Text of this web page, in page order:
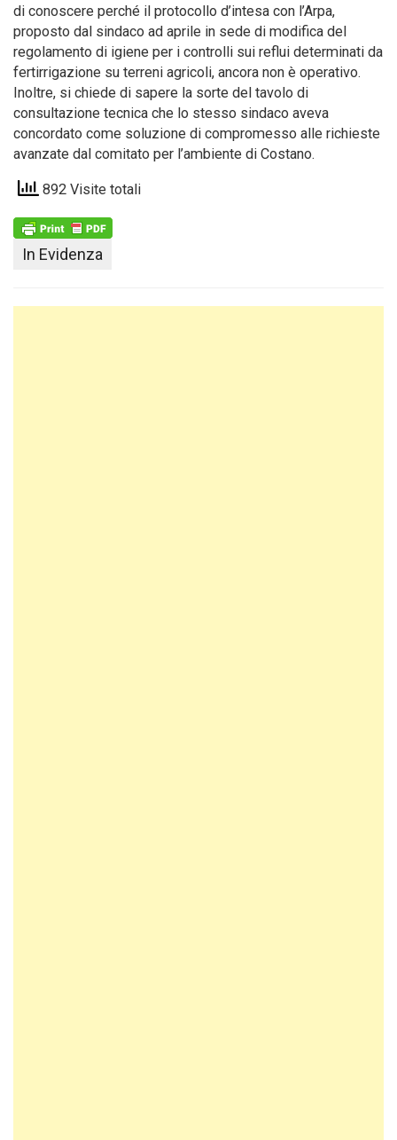
di conoscere perché il protocollo d’intesa con l’Arpa,
proposto dal sindaco ad aprile in sede di modifica del
regolamento di igiene per i controlli sui reflui determinati da
fertirrigazione su terreni agricoli, ancora non è operativo.
Inoltre, si chiede di sapere la sorte del tavolo di
consultazione tecnica che lo stesso sindaco aveva
concordato come soluzione di compromesso alle richieste
avanzate dal comitato per l’ambiente di Costano.
892 Visite totali
In Evidenza